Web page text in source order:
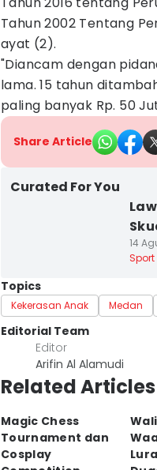
Tahun 2002 Tentang
ayat (2).
"Diancam dengan
lama. 15 tahun
paling banyak Rp. 50
Share Article
Curated For You
14
Sport
Topics
Kekerasan Anak Medan
Editorial Team
Editor
Arifin Al Alamudi
Related Articles
Magic Chess
Tournament dan
Cosplay